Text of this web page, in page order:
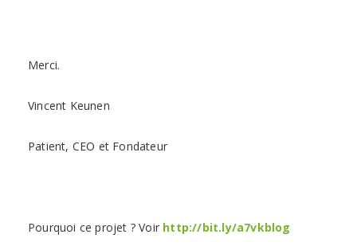
Merci.
Vincent Keunen
Patient, CEO et Fondateur
Pourquoi ce projet ? Voir http://bit.ly/a7vkblog